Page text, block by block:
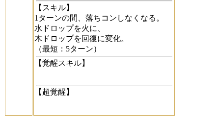
【スキル】
1ターンの間、落ちコンしなくなる。
水ドロップを火に、
木ドロップを回復に変化。
（最短：5ターン）
【覚醒スキル】
【超覚醒】